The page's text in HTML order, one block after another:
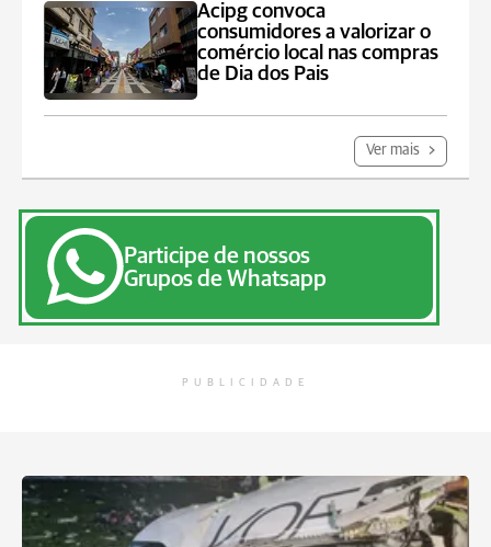
Acipg convoca
consumidores a valorizar o
comércio local nas compras
de Dia dos Pais
Ver mais
Participe de nossos
Grupos de Whatsapp
PUBLICIDADE